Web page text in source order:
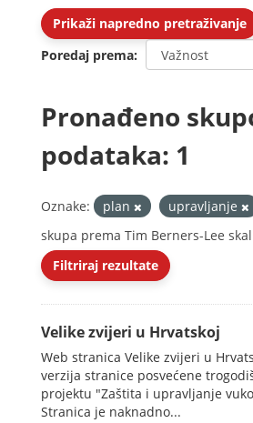
Prikaži napredno pretraživanje
Poredaj prema
Pronađeno
podataka: 1
Oznake: plan upravljanje
skupa prema Tim Berners-Lee
Filtriraj rezultate
Velike zvijeri u Hrvatskoj
Web stranica Velike zvijeri u
verzija stranice posvećene
projektu "Zaštita i upravljanje
Stranica je naknadno...